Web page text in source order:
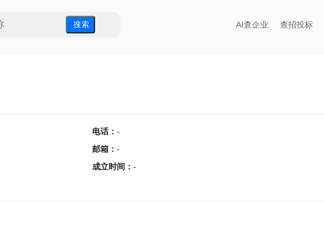
搜 索 AI查企业 查招投标
电话： -
邮箱 ： -
成立时间 ： -